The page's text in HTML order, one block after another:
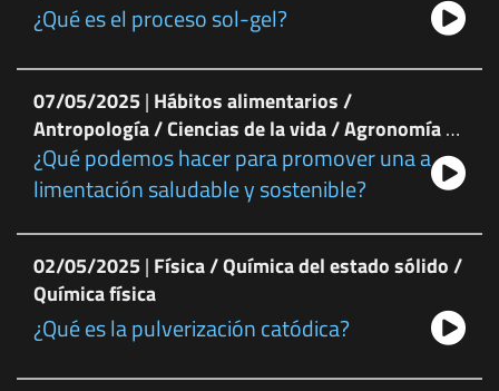
¿Qué es el proceso sol-gel?
07/05/2025| Hábitos alimentarios /
Antropología / Ciencias de la vida / Agronomía /
Ciencias agrarias / Salud pública / Ciencias
médicas
¿Qué podemos hacer para promover una a
limentación saludable y sostenible?
02/05/2025| Física / Química del estado sólido /
Química física
¿Qué es la pulverización catódica?